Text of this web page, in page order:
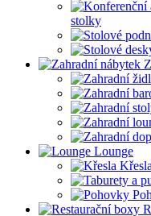
stolky
Lounge
Křesla